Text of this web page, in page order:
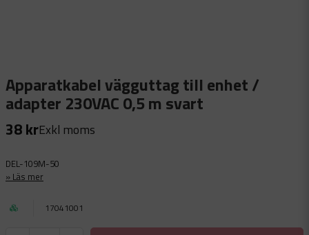
Apparatkabel vägguttag till enhet /
adapter 230VAC 0,5 m svart
38 krExkl moms
DEL-109M-50
Läs mer
17041001